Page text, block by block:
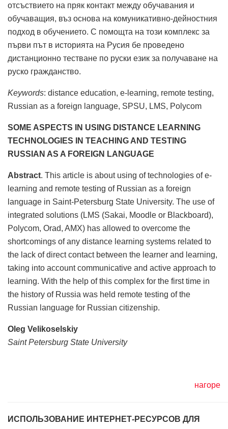
отсъствието на пряк контакт между обучавания и
обучаващия, въз основа на комуникативно-дейностния
подход в обучението. С помощта на този комплекс за
първи път в историята на Русия бе проведено
дистанционно тестване по руски език за получаване на
руско гражданство.
Keywords: distance education, e-learning, remote testing,
Russian as a foreign language, SPSU, LMS, Polycom
SOME ASPECTS IN USING DISTANCE LEARNING
TECHNOLOGIES IN TEACHING AND TESTING
RUSSIAN AS A FOREIGN LANGUAGE
Abstract. This article is about using of technologies of e-
learning and remote testing of Russian as a foreign
language in Saint-Petersburg State University. The use of
integrated solutions (LMS (Sakai, Moodle or Blackboard),
Polycom, Orad, AMX) has allowed to overcome the
shortcomings of any distance learning systems related to
the lack of direct contact between the learner and learning,
taking into account communicative and active approach to
learning. With the help of this complex for the first time in
the history of Russia was held remote testing of the
Russian language for Russian citizenship.
Oleg Velikoselskiy
Saint Petersburg State University
нагоре
ИСПОЛЬЗОВАНИЕ ИНТЕРНЕТ-РЕСУРСОВ ДЛЯ